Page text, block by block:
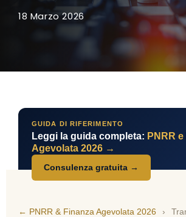
18 Marzo 2026
GUIDA DI RIFERIMENTO
Leggi la guida completa: PNRR
Agevolata 2026 →
Consulenza gratuita →
← PNRR & Finanza Agevolata 2026 ›